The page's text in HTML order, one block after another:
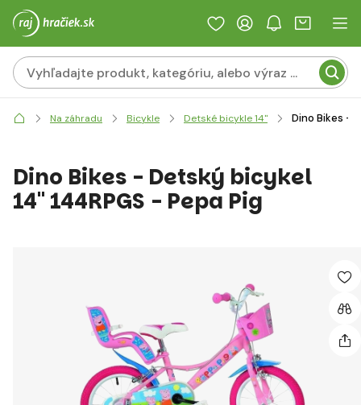
Na záhradu Bicykle Detské bicykle 14" Dino Bikes -
Dino Bikes - Detský bicykel
14" 144RPGS - Pepa Pig